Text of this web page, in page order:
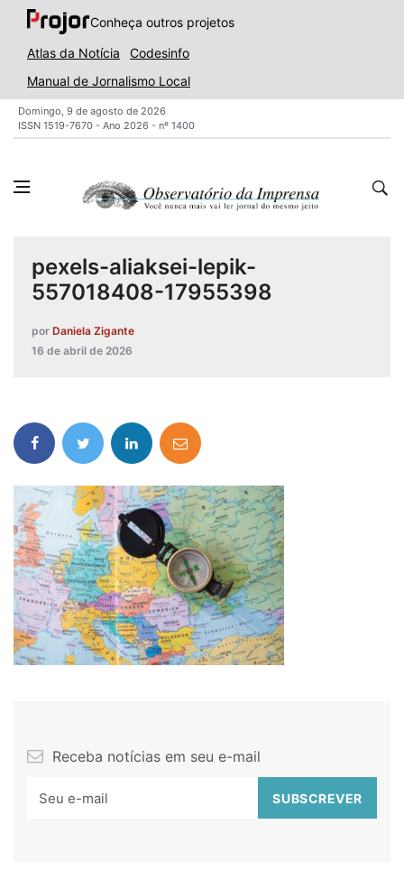
Conheça outros projetos
Atlas da Notícia
Codesinfo
Manual de Jornalismo Local
Domingo, 9 de agosto de 2026
ISSN 1519-7670 - Ano 2026 - nº 1400
pexels-aliaksei-lepik-
557018408-17955398
por Daniela Zigante
16 de abril de 2026
Receba notícias em seu e-mail